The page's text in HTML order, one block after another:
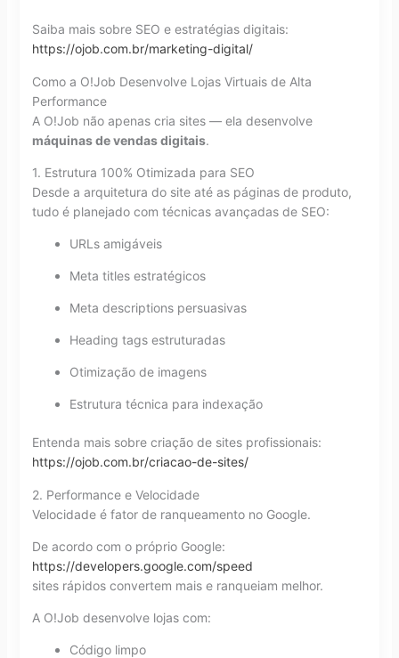
Saiba mais sobre SEO e estratégias digitais:
https://ojob.com.br/marketing-digital/
Como a O!Job Desenvolve Lojas Virtuais de Alta
Performance
A O!Job não apenas cria sites — ela desenvolve
máquinas de vendas digitais.
1. Estrutura 100% Otimizada para SEO
Desde a arquitetura do site até as páginas de produto,
tudo é planejado com técnicas avançadas de SEO:
URLs amigáveis
Meta titles estratégicos
Meta descriptions persuasivas
Heading tags estruturadas
Otimização de imagens
Estrutura técnica para indexação
Entenda mais sobre criação de sites profissionais:
https://ojob.com.br/criacao-de-sites/
2. Performance e Velocidade
Velocidade é fator de ranqueamento no Google.
De acordo com o próprio Google:
https://developers.google.com/speed
sites rápidos convertem mais e ranqueiam melhor.
A O!Job desenvolve lojas com:
Código limpo